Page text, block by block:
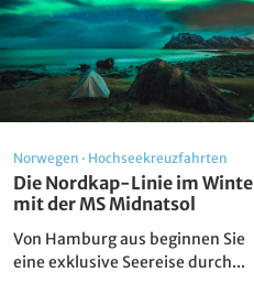
©
Norwegen · Hochseekreuzfahrten
Die Nordkap-Linie im
mit der MS Midnatsol
Von Hamburg aus beginnen Sie
eine exklusive Seereise durch...